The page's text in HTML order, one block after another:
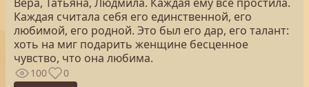
Каждая считала себя его единственной, его
любимой, его родной. Это был его дар, его талант:
хоть на миг подарить женщине бесценное
чувство, что она любима.
100 0